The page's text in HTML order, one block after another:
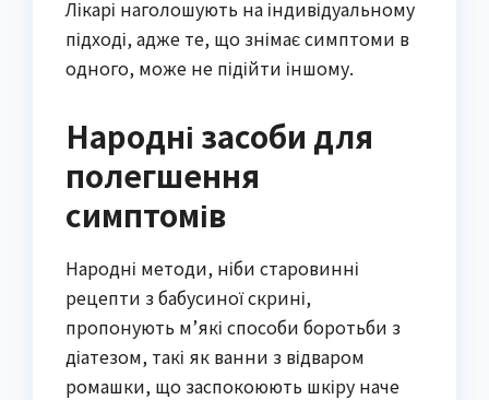
Лікарі наголошують на індивідуальному
підході, адже те, що знімає симптоми в
одного, може не підійти іншому.
Народні засоби для
полегшення
симптомів
Народні методи, ніби старовинні
рецепти з бабусиної скрині,
пропонують м’які способи боротьби з
діатезом, такі як ванни з відваром
ромашки, що заспокоюють шкіру наче